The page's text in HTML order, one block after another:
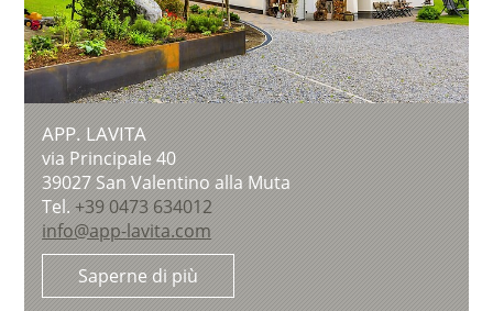
APP. LAVITA
via Principale 40
39027San Valentino alla Muta
Tel.+39 0473 634012
info@app-lavita.com
Saperne di più